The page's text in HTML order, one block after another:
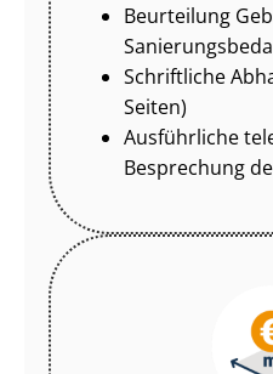
Beurteilung
Schriftliche
Seiten)
Ausführliche
Besprechung